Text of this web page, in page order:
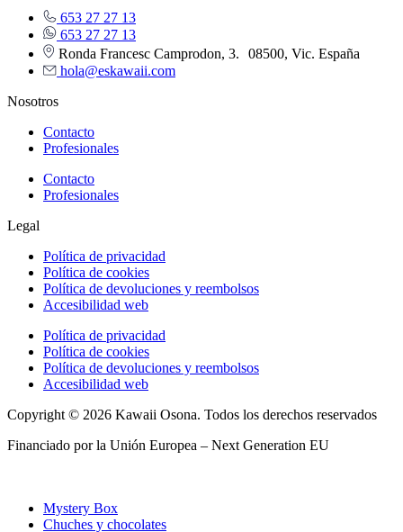
653 27 27 13
653 27 27 13
Ronda Francesc Camprodon, 3. 08500, Vic. España
hola@eskawaii.com
Nosotros
Contacto
Profesionales
Contacto
Profesionales
Legal
Política de privacidad
Política de cookies
Política de devoluciones y reembolsos
Accesibilidad web
Política de privacidad
Política de cookies
Política de devoluciones y reembolsos
Accesibilidad web
Copyright © 2026 Kawaii Osona. Todos los derechos reservados
Financiado por la Unión Europea – Next Generation EU
Mystery Box
Chuches y chocolates